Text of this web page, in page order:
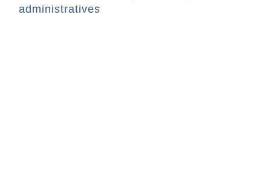
administratives